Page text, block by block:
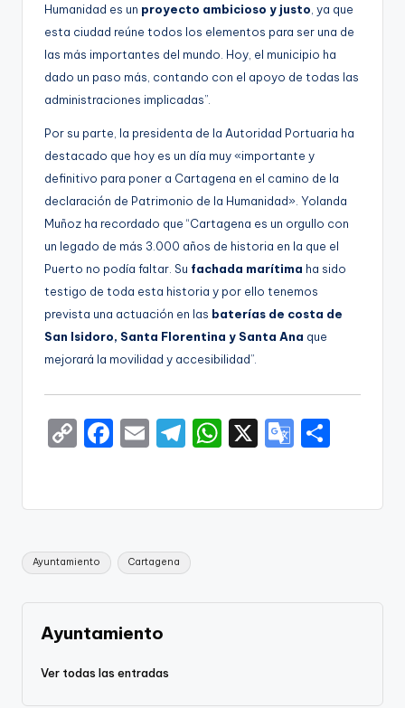
Humanidad es un proyecto ambicioso y justo, ya que
esta ciudad reúne todos los elementos para ser una de
las más importantes del mundo. Hoy, el municipio ha
dado un paso más, contando con el apoyo de todas las
administraciones implicadas”.
Por su parte, la presidenta de la Autoridad Portuaria ha
destacado que hoy es un día muy «importante y
definitivo para poner a Cartagena en el camino de la
declaración de Patrimonio de la Humanidad». Yolanda
Muñoz ha recordado que “Cartagena es un orgullo con
un legado de más 3.000 años de historia en la que el
Puerto no podía faltar. Su fachada marítima ha sido
testigo de toda esta historia y por ello tenemos
prevista una actuación en las baterías de costa de
San Isidoro, Santa Florentina y Santa Ana que
mejorará la movilidad y accesibilidad”.
C
y
Li
n
k
F
e
b
o
o
k
E
l
T
gr
a
m
W
ts
p
X
G
gl
a
e
Etiquetas:
Ayuntamiento Cartagena
Ayuntamiento
Ver todas las entradas